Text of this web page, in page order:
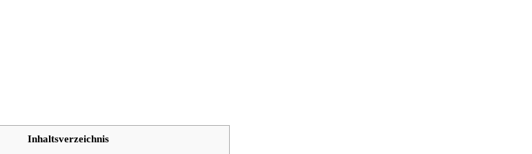
Inhaltsverzeichnis